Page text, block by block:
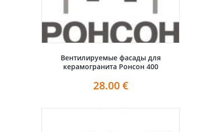
Вентилируемые фасады для
керамогранита Ронсон 400
28.00 €